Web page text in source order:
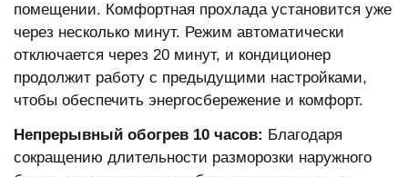
помещении. Комфортная прохлада установится уже
через несколько минут. Режим автоматически
отключается через 20 минут, и кондиционер
продолжит работу с предыдущими настройками,
чтобы обеспечить энергосбережение и комфорт.
Непрерывный обогрев 10 часов: Благодаря
сокращению длительности разморозки наружного